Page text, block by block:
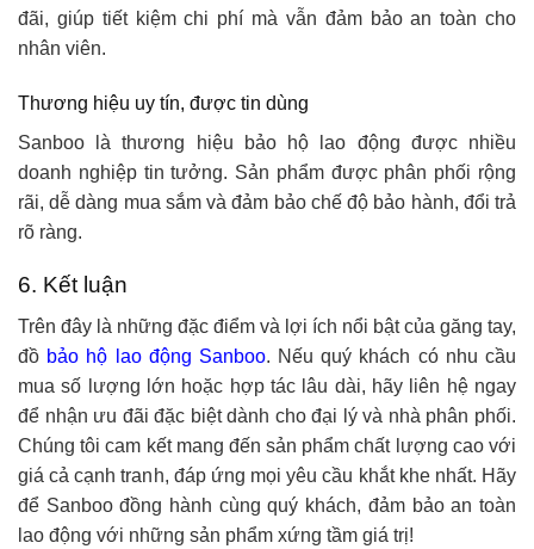
đãi, giúp tiết kiệm chi phí mà vẫn đảm bảo an toàn cho
nhân viên.
Thương hiệu uy tín, được tin dùng
Sanboo là thương hiệu bảo hộ lao động được nhiều
doanh nghiệp tin tưởng. Sản phẩm được phân phối rộng
rãi, dễ dàng mua sắm và đảm bảo chế độ bảo hành, đổi trả
rõ ràng.
6. Kết luận
Trên đây là những đặc điểm và lợi ích nổi bật của găng tay,
đồ bảo hộ lao động Sanboo. Nếu quý khách có nhu cầu
mua số lượng lớn hoặc hợp tác lâu dài, hãy liên hệ ngay
để nhận ưu đãi đặc biệt dành cho đại lý và nhà phân phối.
Chúng tôi cam kết mang đến sản phẩm chất lượng cao với
giá cả cạnh tranh, đáp ứng mọi yêu cầu khắt khe nhất. Hãy
để Sanboo đồng hành cùng quý khách, đảm bảo an toàn
lao động với những sản phẩm xứng tầm giá trị!